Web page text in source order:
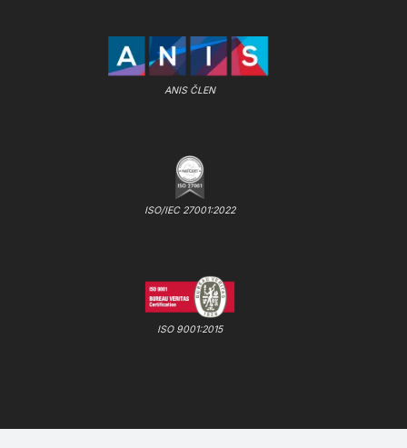
ANIS ČLEN
ISO/IEC 27001:2022
ISO 9001:2015